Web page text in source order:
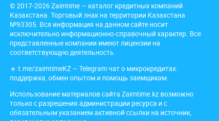
© 2017-2026 Zaimtime — каталог кредитных компаний
Казахстана. Торговый знак на территории Казахстана
№93305. Вся информация на данном сайте носит
исключительно информационно-справочный характер. Все
представленные компании имеют лицензии на
соответствующую деятельность.
🔹 t.me/zaimtimeKZ — Telegram чат о микрокредитах:
поддержка, обмен опытом и помощь заемщикам.
Использование материалов сайта Zaimtime.kz возможно
только с разрешения администрации ресурса и с
обязательным указанием активной ссылки на источник,